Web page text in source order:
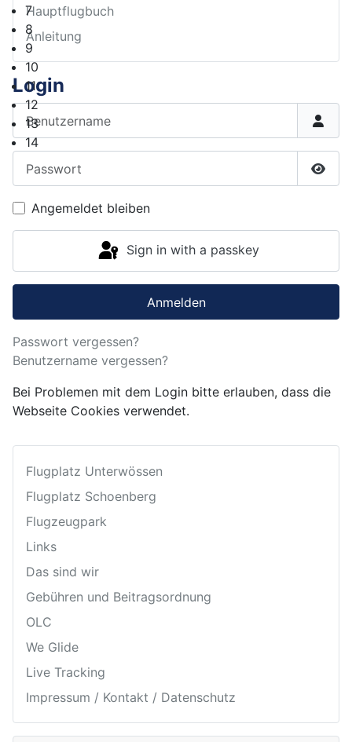
7
8
9
10
11
12
13
14
Hauptflugbuch
Anleitung
Login
Benutzername
Angemeldet bleiben
Sign in with a passkey
Anmelden
Passwort vergessen?
Benutzername vergessen?
Bei Problemen mit dem Login bitte erlauben, dass die
Webseite Cookies verwendet.
Flugplatz Unterwössen
Flugplatz Schoenberg
Flugzeugpark
Links
Das sind wir
Gebühren und Beitragsordnung
OLC
We Glide
Live Tracking
Impressum / Kontakt / Datenschutz